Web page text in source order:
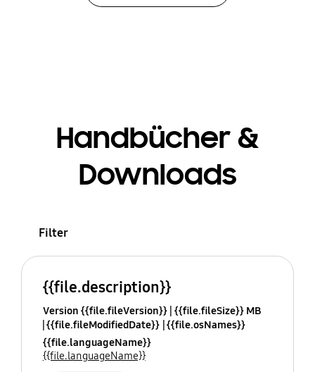
Handbücher &
Downloads
Filter
{{file.description}}
Version {{file.fileVersion}} {{file.fileSize}} MB
{{file.fileModifiedDate}} {{file.osNames}}
{{file.languageName}}
{{file.languageName}}